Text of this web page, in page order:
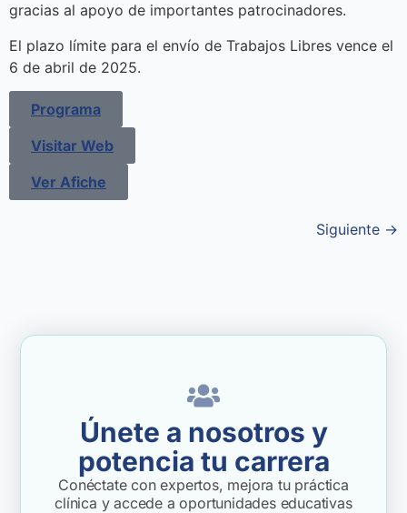
gracias al apoyo de importantes patrocinadores.
El plazo límite para el envío de Trabajos Libres vence el
6 de abril de 2025.
Programa
Visitar Web
Ver Afiche
Siguiente →
Únete a nosotros y
potencia tu carrera
Conéctate con expertos, mejora tu práctica
clínica y accede a oportunidades educativas